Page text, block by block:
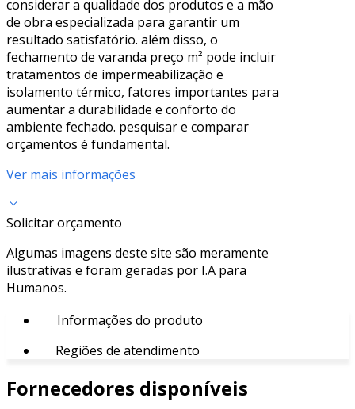
considerar a qualidade dos produtos e a mão
de obra especializada para garantir um
resultado satisfatório. além disso, o
fechamento de varanda preço m² pode incluir
tratamentos de impermeabilização e
isolamento térmico, fatores importantes para
aumentar a durabilidade e conforto do
ambiente fechado. pesquisar e comparar
orçamentos é fundamental.
Ver mais informações
Solicitar orçamento
Algumas imagens deste site são meramente
ilustrativas e foram geradas por I.A para
Humanos.
Informações do produto
Regiões de atendimento
Fornecedores disponíveis